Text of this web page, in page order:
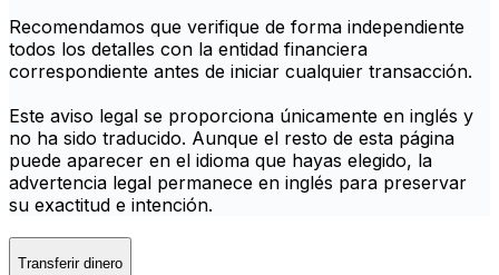
Recomendamos que verifique de forma independiente
todos los detalles con la entidad financiera
correspondiente antes de iniciar cualquier transacción.
Este aviso legal se proporciona únicamente en inglés y
no ha sido traducido. Aunque el resto de esta página
puede aparecer en el idioma que hayas elegido, la
advertencia legal permanece en inglés para preservar
su exactitud e intención.
Transferir dinero